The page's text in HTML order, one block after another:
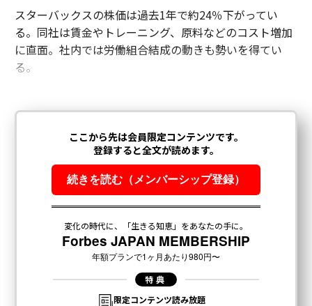
スターバックスの株価は過去1年で約24％下がってい
る。同社は賃金やトレーニング、原料などのコスト増加
に直面。社内では労働組合結成の動きも勢いを得てい
る。